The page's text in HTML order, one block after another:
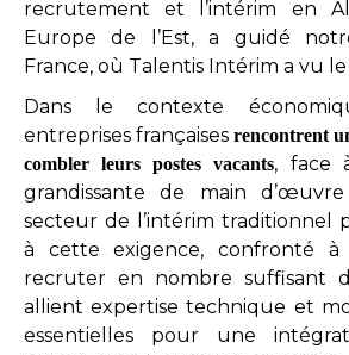
recrutement et l’intérim en
Europe de l’Est, a guidé
France, où Talentis Intérim a vu
Dans le contexte
entreprises françaises rencontrent
combler leurs postes vacants, face
grandissante de main
secteur de l’intérim traditionnel
à cette exigence, confronté
recruter en nombre suffisant
allient expertise technique et
essentielles pour une